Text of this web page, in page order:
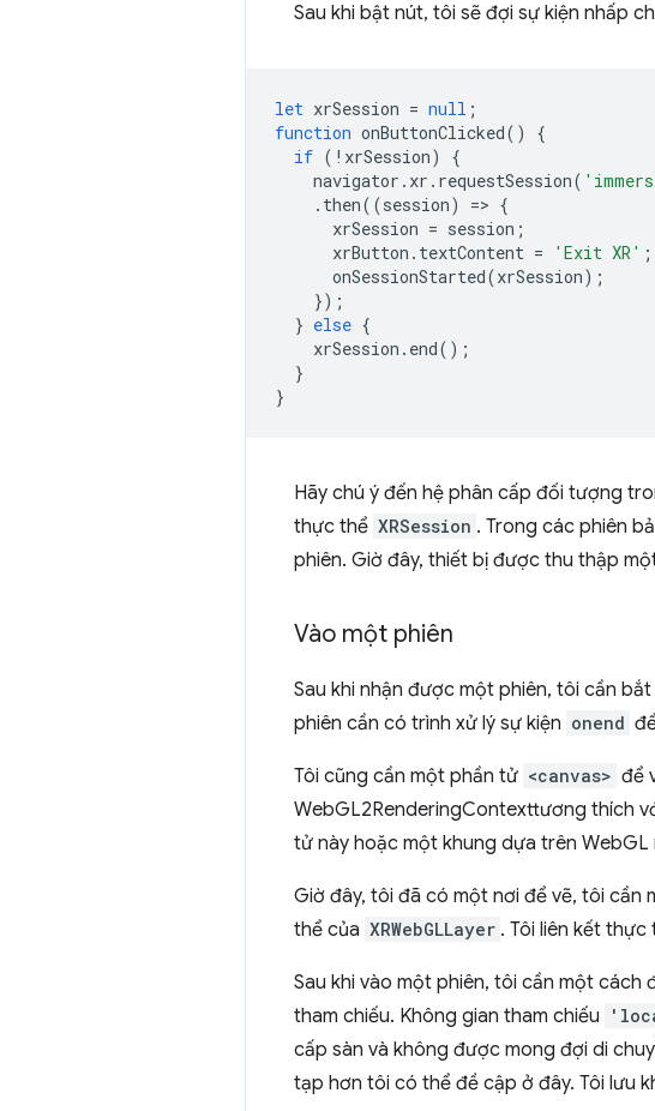
Sau khi bật nút, tôi sẽ đợi sự kiện nhấp
let xrSession = null ;
function onButtonClicked()
{
if ( ! xrSession)
{
navigator . xr . requestSession(
. then((session) => {
xrSession = session ;
xrButton . textContent = 'Exit XR' ;
onSessionStarted(xrSession);
});
} else {
xrSession . end();
}
}
Hãy chú ý đến hệ phân cấp đối tượng
thực thể XRSession . Trong các phiên
phiên. Giờ đây, thiết bị được thu thập
Vào một phiên
Sau khi nhận được một phiên, tôi cần
phiên cần có trình xử lý sự kiện onend
Tôi cũng cần một phần tử <canvas> để
WebGL2RenderingContexttương thích
tử này hoặc một khung dựa trên WebGL
Giờ đây, tôi đã có một nơi để vẽ, tôi
thể của XRWebGLLayer . Tôi liên kết
Sau khi vào một phiên, tôi cần một
tham chiếu. Không gian tham chiếu
cấp sàn và không được mong đợi di
tạp hơn tôi có thể đề cập ở đây. Tôi lưu